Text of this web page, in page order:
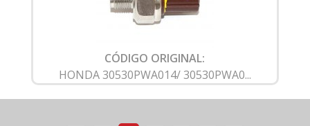
CÓDIGO ORIGINAL:
HONDA 30530PWA014/ 30530PWA0...